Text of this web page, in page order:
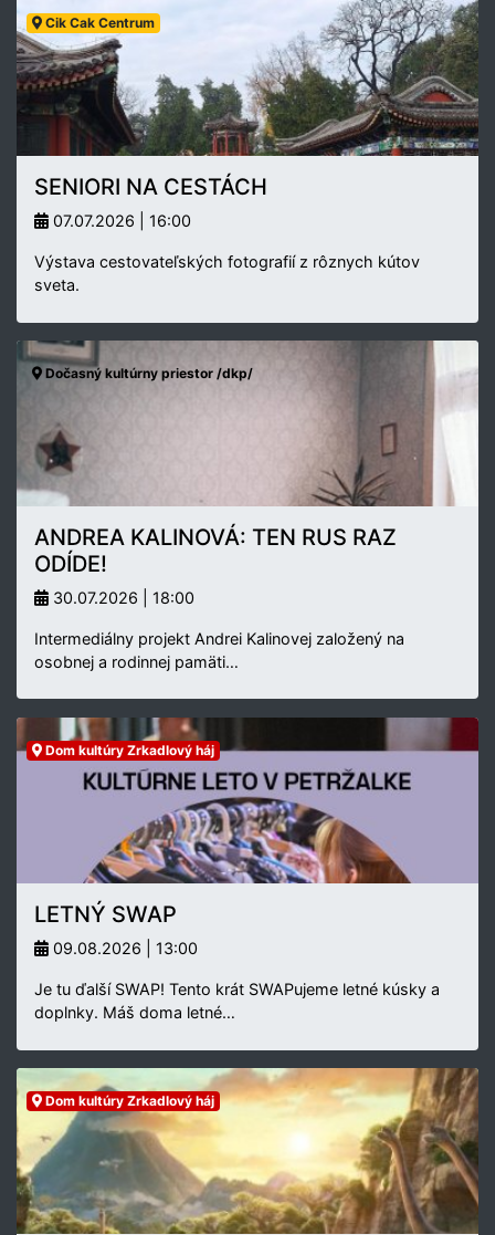
Cik Cak Centrum
SENIORI NA CESTÁCH
07.07.2026 | 16:00
Výstava cestovateľských fotografií z rôznych kútov
sveta.
Dočasný kultúrny priestor /dkp/
ANDREA KALINOVÁ: TEN RUS RAZ
ODÍDE!
30.07.2026 | 18:00
Intermediálny projekt Andrei Kalinovej založený na
osobnej a rodinnej pamäti…
Dom kultúry Zrkadlový háj
LETNÝ SWAP
09.08.2026 | 13:00
Je tu ďalší SWAP! Tento krát SWAPujeme letné kúsky a
doplnky. Máš doma letné…
Dom kultúry Zrkadlový háj